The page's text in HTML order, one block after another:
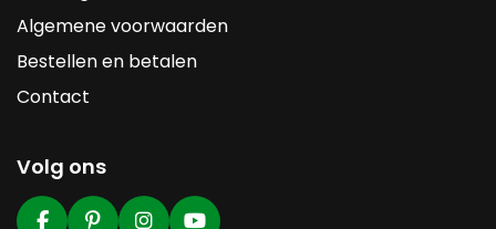
Algemene voorwaarden
Bestellen en betalen
Contact
Volg ons